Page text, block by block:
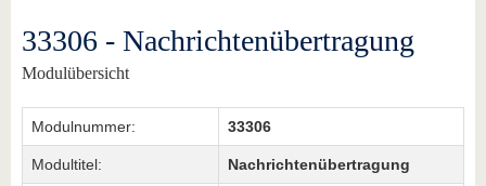
33306 - Nachrichtenübertragung
Modulübersicht
Modulnummer: 33306
Modultitel: Nachrichtenübertragung